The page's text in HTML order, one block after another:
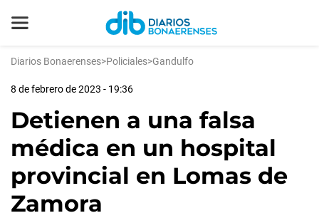
Diarios Bonaerenses>Policiales>Gandulfo
8 de febrero de 2023 - 19:36
Detienen a una falsa
médica en un hospital
provincial en Lomas de
Zamora